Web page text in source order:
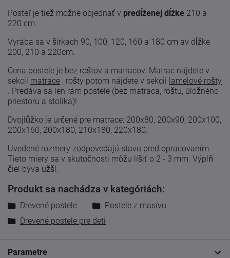
Posteľ je tiež možné objednať v predĺženej dĺžke 210 a
220 cm.
Vyrába sa v šírkach 90, 100, 120, 160 a 180 cm av dĺžke
200, 210 a 220cm.
Cena postele je bez roštov a matracov. Matrac nájdete v
sekcii matrace , rošty potom nájdete v sekcii lamelové rošty
Predáva sa len rám postele (bez matraca, roštu, úložného
priestoru a stolíka)!
Dvojlůžko je určené pre matrace: 200x80, 200x90, 200x100,
200x160, 200x180, 210x180, 220x180.
Uvedené rozmery zodpovedajú stavu pred opracovaním.
Tieto miery sa v skutočnosti môžu líšiť o 2 - 3 mm. Výplň
čiel býva užší.
Produkt sa nachádza v kategóriách:
Drevené postele
Postele z masívu
Drevené postele pre deti
Parametre